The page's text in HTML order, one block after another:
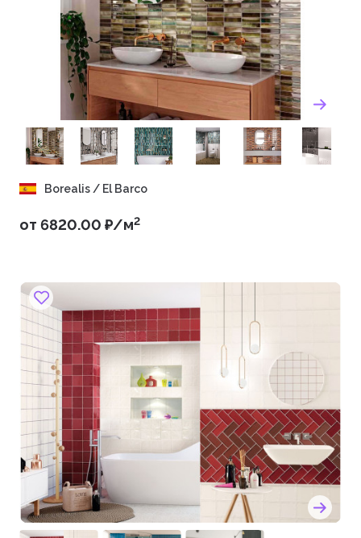
Borealis / El Barco
от 6820.00 ₽/м2